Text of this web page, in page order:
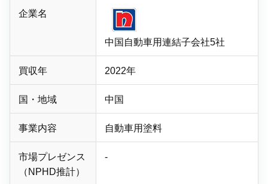
企業名
中国自動車用連結子会社5社
買収年 2022年
国・地域 中国
事業内容 自動車用塗料
市場プレゼンス
（NPHD推計）
-